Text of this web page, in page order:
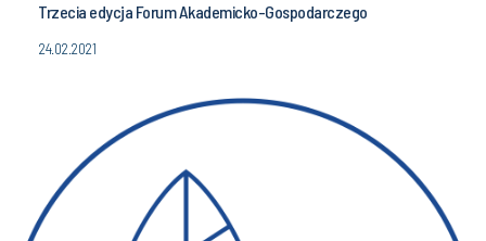
Trzecia edycja Forum Akademicko-Gospodarczego
24.02.2021